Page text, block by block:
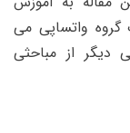
گروه واتساپی می
دیگر از مباحثی